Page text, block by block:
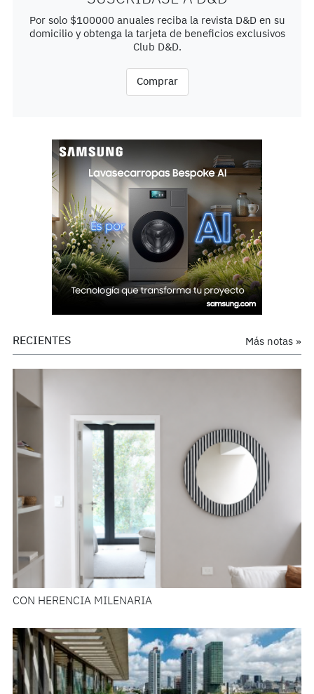
Por solo $100000 anuales reciba la revista D&D en su
domicilio y obtenga la tarjeta de beneficios exclusivos
Club D&D.
Comprar
Más notas »
RECIENTES
CON HERENCIA MILENARIA